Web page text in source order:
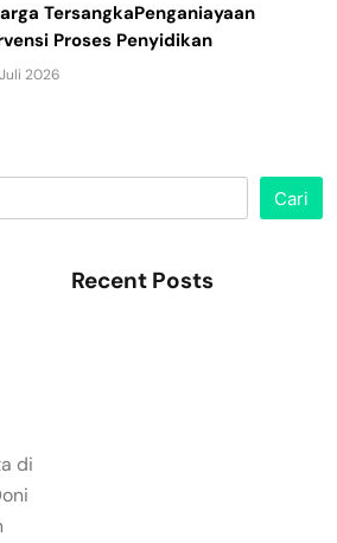
TersangkaPenganiayaan
Proses Penyidikan
2026
Cari
di
Recent Posts